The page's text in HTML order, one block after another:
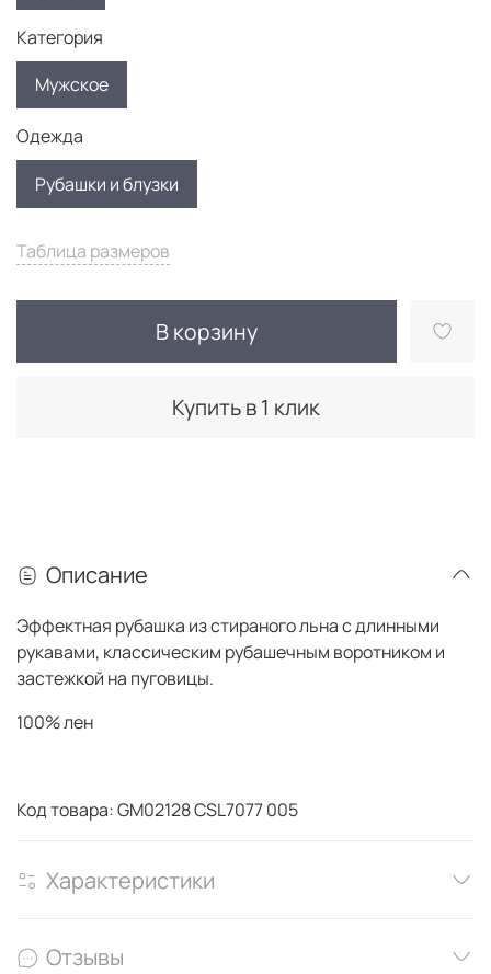
Таблица размеров
В корзину
Купить в 1 клик
Категория
Мужское
Одежда
Рубашки и блузки
Описание
Эффектная рубашка из стираного льна с длинными
рукавами, классическим рубашечным воротником и
застежкой на пуговицы.
100% лен
Код товара: GM02128 CSL7077 005
Характеристики
Отзывы